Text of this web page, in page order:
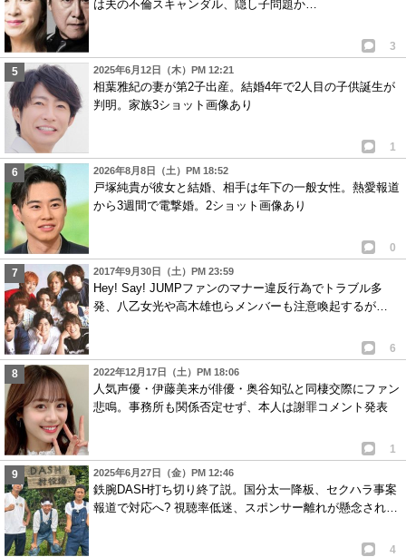
は夫の不倫スキャンダル、隠し子問題か…
3
2025年6月12日（木）PM 12:21
相葉雅紀の妻が第2子出産。結婚4年で2人目の子供誕生が
判明。家族3ショット画像あり
1
2026年8月8日（土）PM 18:52
戸塚純貴が彼女と結婚、相手は年下の一般女性。熱愛報道
から3週間で電撃婚。2ショット画像あり
0
2017年9月30日（土）PM 23:59
Hey! Say! JUMPファンのマナー違反行為でトラブル多
発、八乙女光や高木雄也らメンバーも注意喚起するが…
6
2022年12月17日（土）PM 18:06
人気声優・伊藤美来が俳優・奥谷知弘と同棲交際にファン
悲鳴。事務所も関係否定せず、本人は謝罪コメント発表
1
2025年6月27日（金）PM 12:46
鉄腕DASH打ち切り終了説。国分太一降板、セクハラ事案
報道で対応へ? 視聴率低迷、スポンサー離れが懸念され…
4